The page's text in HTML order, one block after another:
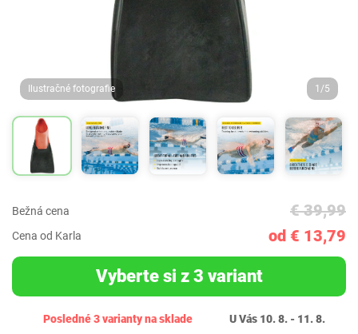
Ilustračné fotografie 1/5
Bežná cena € 39,99
Cena od Karla od € 13,79
Vyberte si z 3 variant
Posledné 3 varianty na sklade
U Vás 10. 8. - 11. 8.